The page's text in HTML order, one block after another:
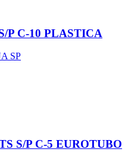
P C-10 PLASTICA
SP
S/P C-5 EUROTUBO